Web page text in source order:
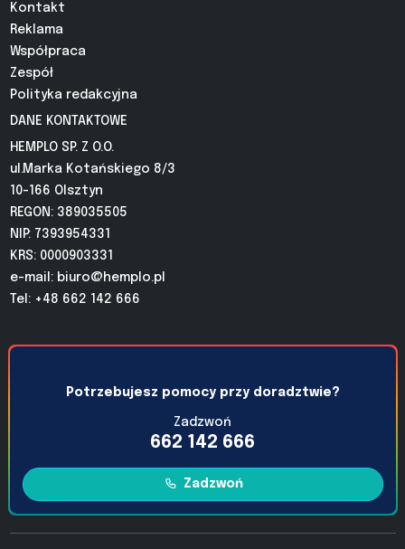
Kontakt
Reklama
Współpraca
Zespół
Polityka redakcyjna
DANE KONTAKTOWE
HEMPLO SP. Z O.O.
ul.Marka Kotańskiego 8/3
10-166 Olsztyn
REGON: 389035505
NIP: 7393954331
KRS: 0000903331
e-mail: biuro@hemplo.pl
Tel: +48 662 142 666
Potrzebujesz pomocy przy doradztwie?
Zadzwoń
662 142 666
Zadzwoń